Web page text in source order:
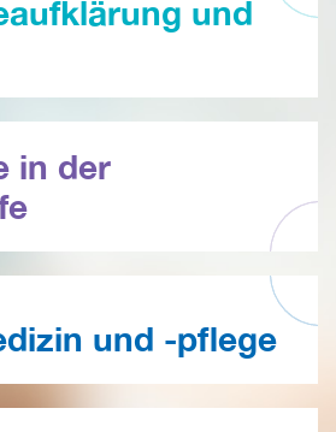
und
in der
und -pflege